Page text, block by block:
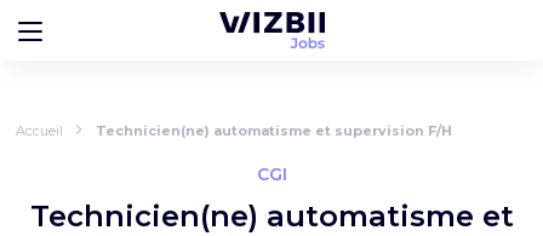
Accueil Technicien(ne) automatisme et supervision F/H
CGI
Technicien(ne) automatisme et